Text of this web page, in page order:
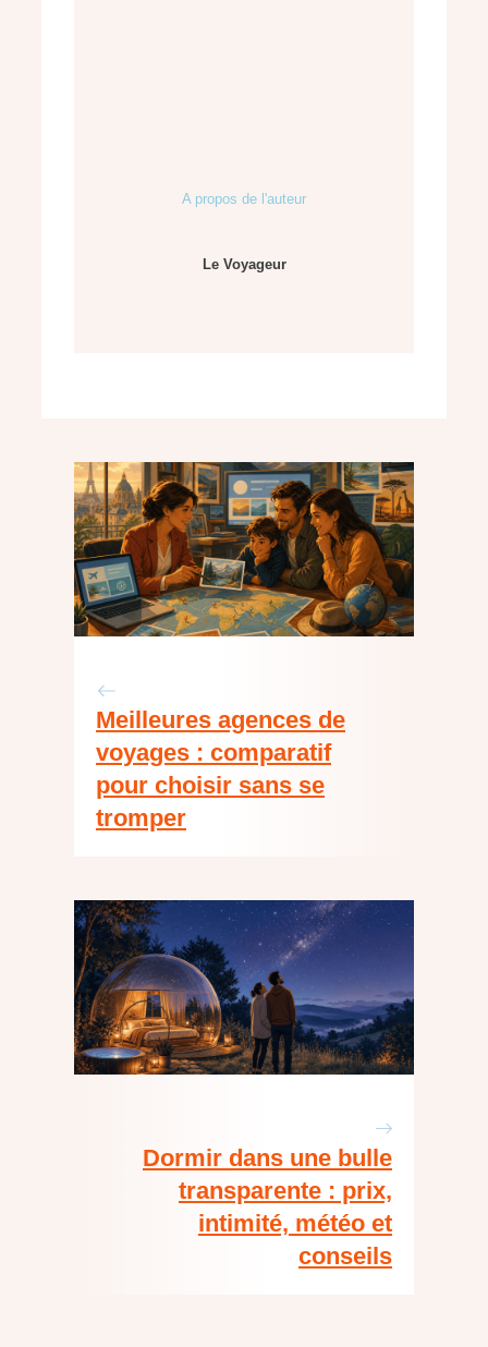
A propos de l'auteur
Le Voyageur
Meilleures agences de
voyages : comparatif
pour choisir sans se
tromper
Dormir dans une bulle
transparente : prix,
intimité, météo et
conseils